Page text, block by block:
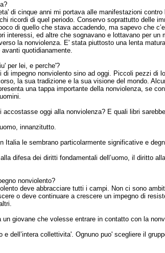
di cinque anni mi portava alle manifestazioni contro
ricordi di quel periodo. Conservo soprattutto delle
di quello che stava accadendo, ma sapevo che
interessi, ed altre che sognavano e lottavano per un
la nonviolenza. E' stata piuttosto una lenta
quotidianamente.
per lei, e perche'?
impegno nonviolento sino ad oggi. Piccoli pezzi di
la sua tradizione e la sua visione del mondo.
una tappa importante della nonviolenza, se
oggi alla nonviolenza? E quali libri
innanzitutto.
Italia le sembrano particolarmente significative e
difesa dei diritti fondamentali dell’uomo, il diritto
nonviolento?
deve abbracciare tutti i campi. Non ci sono
o deve continuare a crescere un impegno di
giovane che volesse entrare in contatto con la
dell’intera collettivita'. Ognuno puo' scegliere il